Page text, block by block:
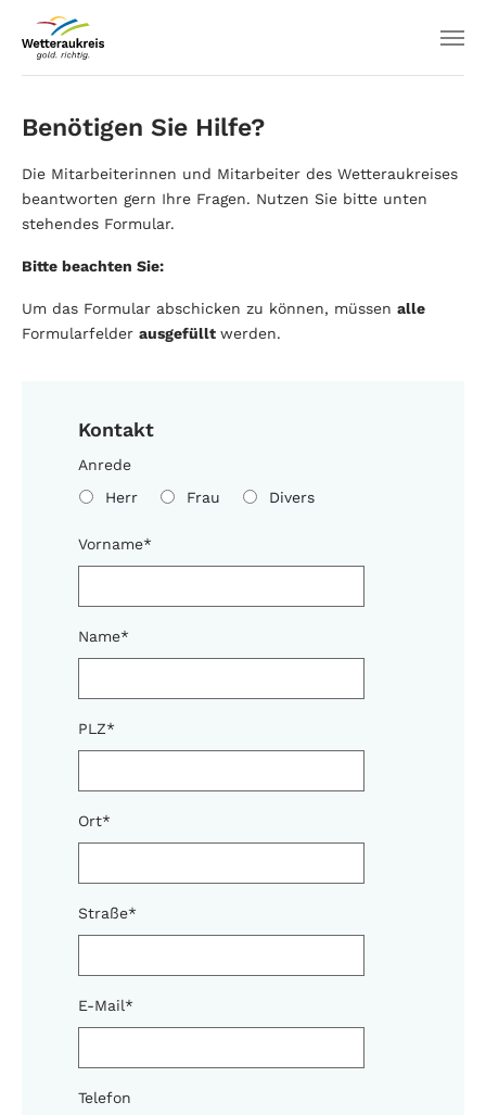
Benötigen Sie Hilfe?
Die Mitarbeiterinnen und Mitarbeiter des Wetteraukreises
beantworten gern Ihre Fragen. Nutzen Sie bitte unten
stehendes Formular.
Bitte beachten Sie:
Um das Formular abschicken zu können, müssen alle
Formularfelder ausgefüllt werden.
Kontakt
Anrede
Herr
Frau Divers
Vorname*
Name*
PLZ*
Ort*
Straße*
E-Mail*
Telefon